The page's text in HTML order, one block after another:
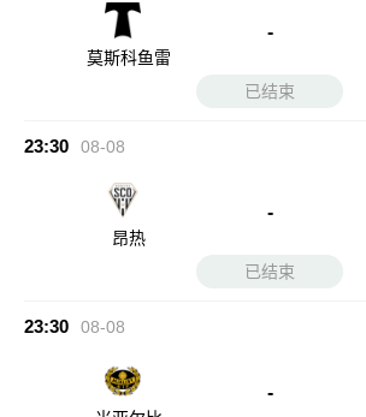
莫斯科鱼雷
-
已结束
23:30 08-08
昂热
-
已结束
23:30 08-08
-